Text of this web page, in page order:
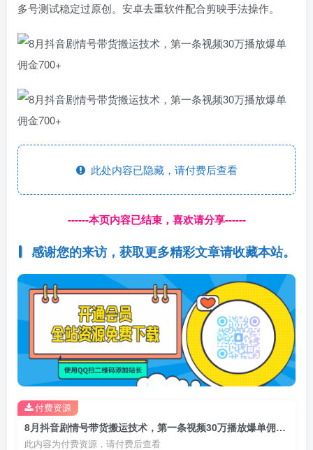
多号测试稳定过原创。安卓去重软件配合剪映手法操作。
此处内容已隐藏，请付费后查看
------本页内容已结束，喜欢请分享------
感谢您的来访，获取更多精彩文章请收藏本站。
8月抖音剧情号带货搬运技术，第一条视频30万播放爆单佣金700+
此内容为付费资源，请付费后查看
付费资源